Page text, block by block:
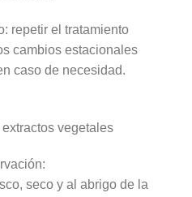
repetir el tratamiento
cambios estacionales
caso de necesidad.
vegetales
seco y al abrigo de la